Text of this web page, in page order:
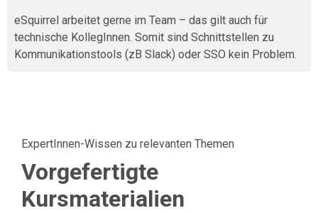
eSquirrel arbeitet gerne im Team – das gilt auch für
technische KollegInnen. Somit sind Schnittstellen zu
Kommunikationstools (zB Slack) oder SSO kein Problem.
ExpertInnen-Wissen zu relevanten Themen
Vorgefertigte
Kursmaterialien